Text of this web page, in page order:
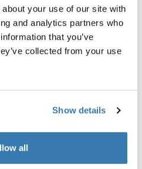
your use of our site with
and analytics partners who
that you’ve
collected from your use
Show details
all
groupées